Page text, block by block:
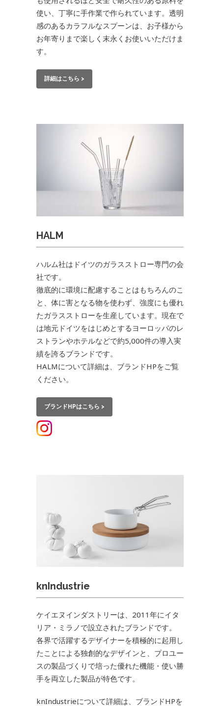
使い、丁寧に手作業で作られています。透明
感のあるカラフルなスプーンは、お子様から
お年寄りまで楽しく末永くお使いいただけま
す。
詳細はこちら >
HALM
ハルム社はドイツのガラスストロー専門の会
社です。
徹底的に環境に配慮することはもちろんのこ
と、体に害となる物を使わず、強度にも優れ
たガラスストローを生産しています。現在で
は地元ドイツをはじめとするヨーロッパのレ
ストランやホテルなどで約5,000件の導入実
績を誇るブランドです。
HALMについて詳細は、ブランドHPをご覧
ください。
ブランドHPはこちら >
knIndustrie
ケイエヌインダストリーは、2011年にイタ
リア・ミラノで設立されたブランドです。
各界で活躍するデザイナーを積極的に起用し
たことによる独創的なデザインと、プロユー
スの製品づくりで培った優れた機能・使い勝
手を両立した製品が特色です。
knIndustrieについて詳細は、ブランドHPを